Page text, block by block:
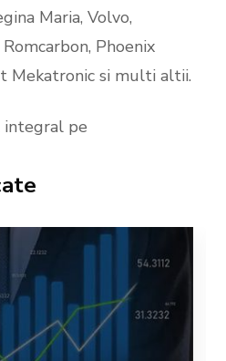
Maria, Volvo,
Phoenix
Mekatronic si multi altii.
pe